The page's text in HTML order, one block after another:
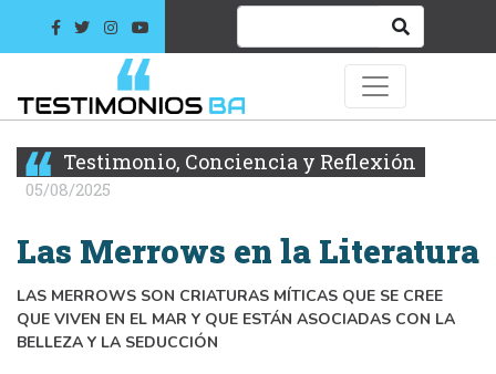
Testimonio, Conciencia y Reflexión
05/08/2025
Las Merrows en la Literatura
LAS MERROWS SON CRIATURAS MÍTICAS QUE SE CREE
QUE VIVEN EN EL MAR Y QUE ESTÁN ASOCIADAS CON LA
BELLEZA Y LA SEDUCCIÓN